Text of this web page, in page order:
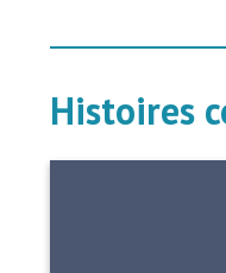
Histoires